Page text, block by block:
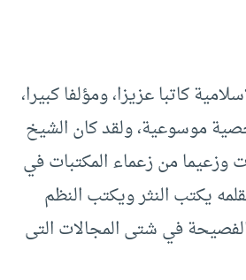
كاتبا عزيزا، ومؤلفا كبيرا،
موسوعية، ولقد كان الشيخ
وزعيما من زعماء المكتبات في
يكتب النثر ويكتب النظم
الفصيحة في شتى المجالات التى